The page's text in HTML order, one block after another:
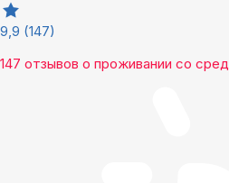
9,9 (147)
147 отзывов о проживании со